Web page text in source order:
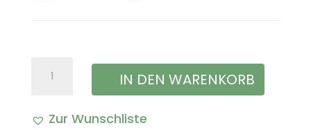
Spannstift
die
IN DEN WARENKORB
Zur Wunschliste